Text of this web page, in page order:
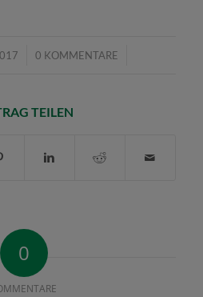
0 KOMMENTARE
/
TEILEN
0